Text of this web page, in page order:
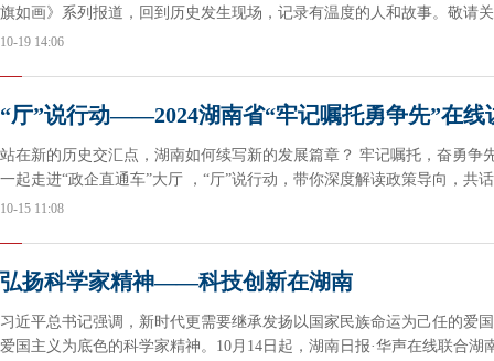
旗如画》系列报道，回到历史发生现场，记录有温度的人和故事。敬请
10-19 14:06
“厅”说行动——2024湖南省“牢记嘱托勇争先”在线
站在新的历史交汇点，湖南如何续写新的发展篇章？ 牢记嘱托，奋勇争
一起走进“政企直通车”大厅 ，“厅”说行动，带你深度解读政策导向，共
10-15 11:08
弘扬科学家精神——科技创新在湖南
习近平总书记强调，新时代更需要继承发扬以国家民族命运为己任的爱
爱国主义为底色的科学家精神。10月14日起，湖南日报·华声在线联合湖